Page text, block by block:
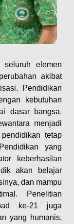
seluruh elemen
akibat
Pendidikan
kebutuhan
dasar bangsa.
menjadi
tetap
yang
keberhasilan
akan belajar
dan mampu
Penelitian
ke-21 juga
yang humanis,